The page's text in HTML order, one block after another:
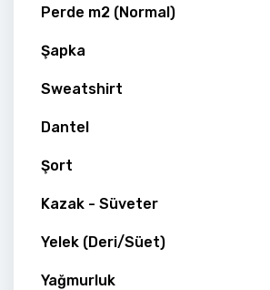
Perde m2 (Normal)
Şapka
Sweatshirt
Dantel
Şort
Kazak - Süveter
Yelek (Deri/Süet)
Yağmurluk